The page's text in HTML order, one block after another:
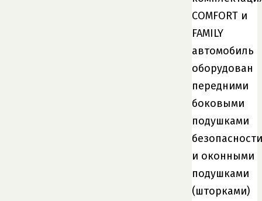
COMFORT и
FAMILY
автомобиль
оборудован
передними
боковыми
подушками
безопасности
и оконными
подушками
(шторками)